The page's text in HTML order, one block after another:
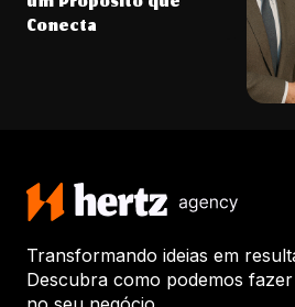
Conecta
Transformando ideias em
Descubra como podemos